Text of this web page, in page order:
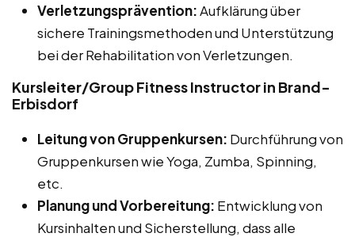
Verletzungsprävention:Aufklärung über
sichere Trainingsmethoden und Unterstützung
bei der Rehabilitation von Verletzungen.
Kursleiter/Group Fitness Instructor in Brand-
Erbisdorf
Leitung von Gruppenkursen: Durchführung von
Gruppenkursen wie Yoga, Zumba, Spinning,
etc.
Planung und Vorbereitung: Entwicklung von
Kursinhalten und Sicherstellung, dass alle